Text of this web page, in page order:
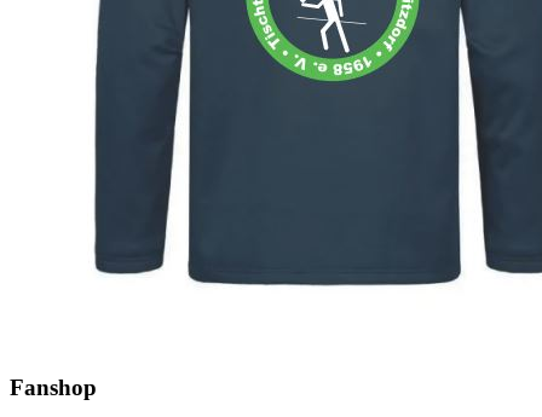
Fanshop